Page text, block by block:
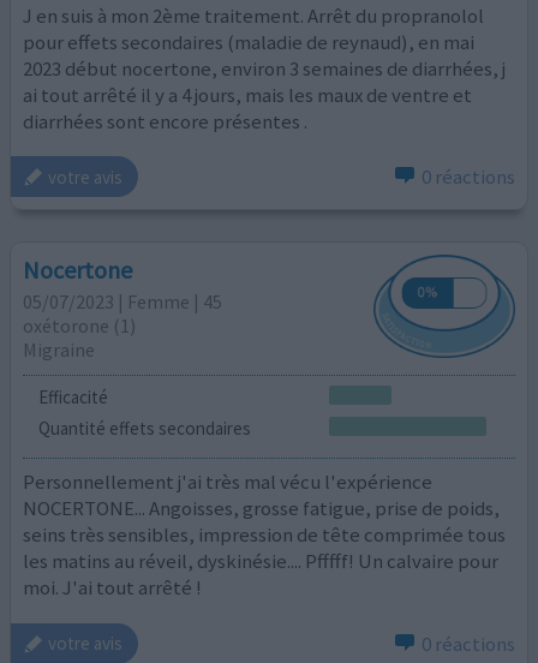
J en suis à mon 2ème traitement. Arrêt du propranolol
pour effets secondaires (maladie de reynaud), en mai
2023 début nocertone, environ 3 semaines de diarrhées, j
ai tout arrêté il y a 4 jours, mais les maux de ventre et
diarrhées sont encore présentes .
votre avis 0 réactions
Nocertone
05/07/2023 | Femme | 45
oxétorone (1)
Migraine
Efficacité
Quantité effets secondaires
Personnellement j'ai très mal vécu l'expérience
NOCERTONE... Angoisses, grosse fatigue, prise de poids,
seins très sensibles, impression de tête comprimée tous
les matins au réveil, dyskinésie.... Pfffff! Un calvaire pour
moi. J'ai tout arrêté !
votre avis 0 réactions